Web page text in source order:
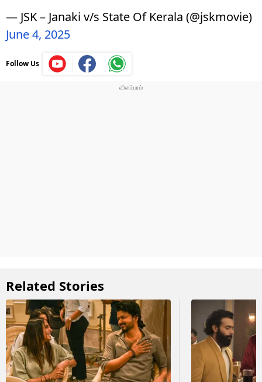
— JSK – Janaki v/s State Of Kerala (@jskmovie)
June 4, 2025
Follow Us
Related Stories